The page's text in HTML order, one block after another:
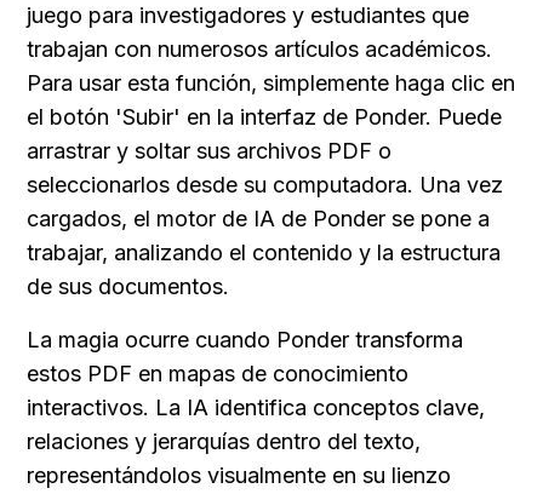
juego para investigadores y estudiantes que
trabajan con numerosos artículos académicos.
Para usar esta función, simplemente haga clic en
el botón 'Subir' en la interfaz de Ponder. Puede
arrastrar y soltar sus archivos PDF o
seleccionarlos desde su computadora. Una vez
cargados, el motor de IA de Ponder se pone a
trabajar, analizando el contenido y la estructura
de sus documentos.
La magia ocurre cuando Ponder transforma
estos PDF en mapas de conocimiento
interactivos. La IA identifica conceptos clave,
relaciones y jerarquías dentro del texto,
representándolos visualmente en su lienzo